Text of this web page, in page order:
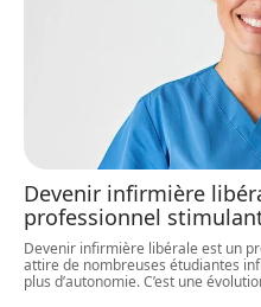
Devenir infirmière
professionnel
Devenir infirmière libérale est un
attire de nombreuses étudiantes
plus d’autonomie. C’est une